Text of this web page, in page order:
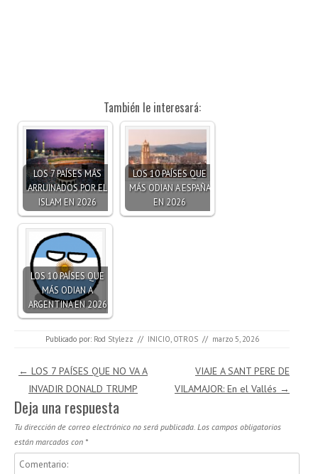
También le interesará:
LOS 7 PAÍSES MÁS
ARRUINADOS POR EL
ISLAM EN 2026
LOS 10 PAÍSES QUE
MÁS ODIAN A ESPAÑA
EN 2026
LOS 10 PAÍSES QUE
MÁS ODIAN A
ARGENTINA EN 2026
Publicado por: Rod Stylezz // INICIO OTROS // marzo 5, 2026
Navegación de entradas
← LOS 7 PAÍSES QUE NO VA A
INVADIR DONALD TRUMP
VIAJE A SANT PERE DE
VILAMAJOR: En el Vallés →
Deja una respuesta
Tu dirección de correo electrónico no será publicada. Los campos obligatorios
están marcados con *